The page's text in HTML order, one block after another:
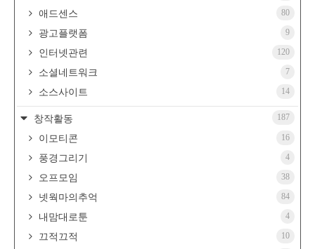
애드센스 80
광고플랫폼 9
인터넷관련 120
소셜네트워크 7
소스사이트 14
창작활동 187
이모티콘 16
풍경그리기 4
오프모임 38
넷웍마의추억 84
내맘대로툰 4
끄적끄적 10